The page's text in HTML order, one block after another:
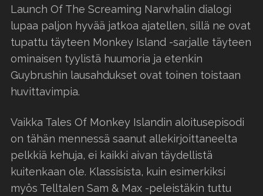
Launch Of The Screaming Narwhalin dialogi
lupaa paljon hyvää jatkoa ajatellen, sillä ne ovat
tupattu täyteen Monkey Island -sarjalle täyteen
ominaisen tyylistä huumoria ja etenkin
Guybrushin lausahdukset ovat toinen toistaan
huvittavimpia.
Vaikka Tales Of Monkey Islandin aloitusepisodi
on tähän mennessä saanut allekirjoittaneelta
pelkkiä kehuja, ei kaikki aivan täydellistä
kuitenkaan ole. Klassisista, kuin esimerkiksi
myös Telltalen Sam & Max -peleistäkin tuttu